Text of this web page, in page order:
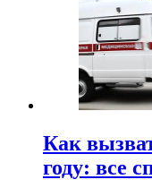
Как
году: все